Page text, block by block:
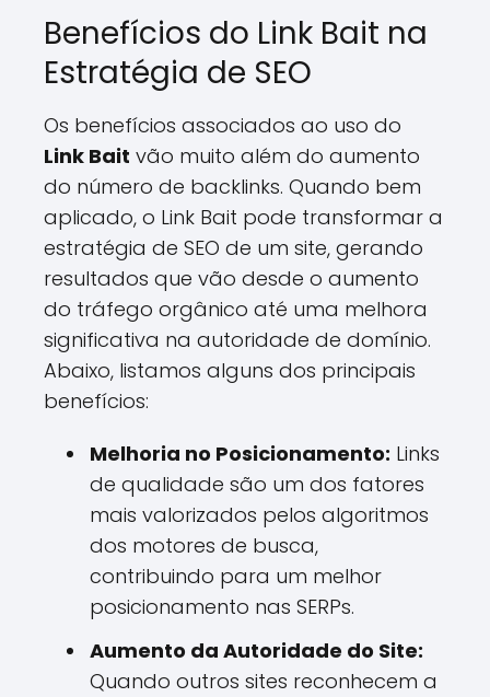
Benefícios do Link Bait na
Estratégia de SEO
Os benefícios associados ao uso do
Link Bait vão muito além do aumento
do número de backlinks. Quando bem
aplicado, o Link Bait pode transformar a
estratégia de SEO de um site, gerando
resultados que vão desde o aumento
do tráfego orgânico até uma melhora
significativa na autoridade de domínio.
Abaixo, listamos alguns dos principais
benefícios:
Melhoria no Posicionamento: Links
de qualidade são um dos fatores
mais valorizados pelos algoritmos
dos motores de busca,
contribuindo para um melhor
posicionamento nas SERPs.
Aumento da Autoridade do Site:
Quando outros sites reconhecem a